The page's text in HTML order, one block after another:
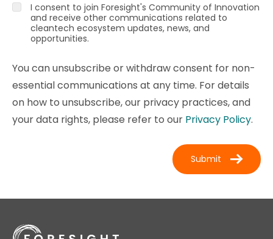
I consent to join Foresight's Community of Innovation
and receive other communications related to
cleantech ecosystem updates, news, and
opportunities.
You can unsubscribe or withdraw consent for non-
essential communications at any time. For details
on how to unsubscribe, our privacy practices, and
your data rights, please refer to our Privacy Policy.